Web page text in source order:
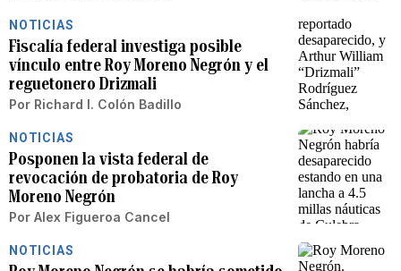
NOTICIAS
Fiscalía federal investiga posible
vínculo entre Roy Moreno Negrón y el
reguetonero Drizmali
Por Richard I. Colón Badillo
NOTICIAS
Posponen la vista federal de
revocación de probatoria de Roy
Moreno Negrón
Por Alex Figueroa Cancel
NOTICIAS